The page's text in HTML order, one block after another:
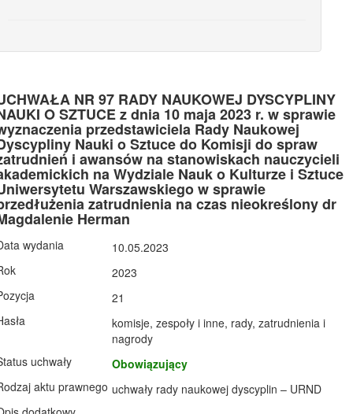
NR 97 RADY NAUKOWEJ DYSCYPLINY
O SZTUCE z dnia 10 maja 2023 r. w sprawie
przedstawiciela Rady Naukowej
Nauki o Sztuce do Komisji do spraw
i awansów na stanowiskach nauczycieli
na Wydziale Nauk o Kulturze i Sztuce
Warszawskiego w sprawie
zatrudnienia na czas nieokreślony dr
Herman
wydania
10.05.2023
2023
21
komisje, zespoły i inne, rady, zatrudnienia i
nagrody
uchwały
Obowiązujący
aktu prawnego uchwały rady naukowej dyscyplin – URND